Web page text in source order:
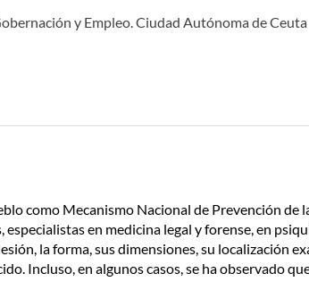
y Empleo. Ciudad Autónoma de Ceuta
como Mecanismo Nacional de Prevención de
en medicina legal y forense, en
la forma, sus dimensiones, su localización
Incluso, en algunos casos, se ha observado